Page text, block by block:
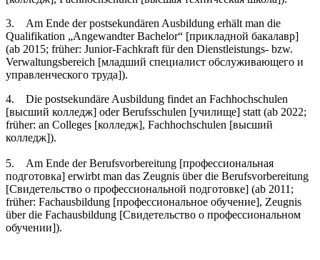
3. Am Ende der postsekundären Ausbildung erhält man die
Qualifikation „Angewandter Bachelor“ [прикладной бакалавр]
(ab 2015; früher: Junior-Fachkraft für den Dienstleistungs- bzw.
Verwaltungsbereich [младший специалист обслуживающего и
управленческого труда]).
4. Die postsekundäre Ausbildung findet an Fachhochschulen
[высший колледж] oder Berufsschulen [училище] statt (ab 2022;
früher: an Colleges [колледж], Fachhochschulen [высший
колледж]).
5. Am Ende der Berufsvorbereitung [профессиональная
подготовка] erwirbt man das Zeugnis über die Berufsvorbereitung
[Свидетельство о профессиональной подготовке] (ab 2011;
früher: Fachausbildung [профессиональное обучение], Zeugnis
über die Fachausbildung [Cвидетельство о профессиональном
обучении]).